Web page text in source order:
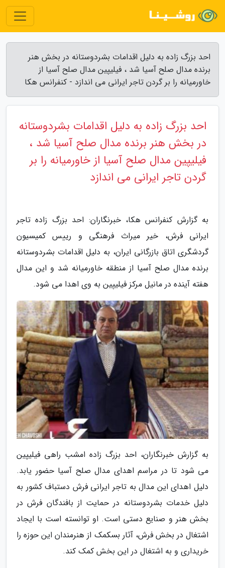
احد بزرگ زاده به دلیل اقدامات بشردوستانه در بخش هنر
برنده مدال صلح آسیا شد ، فیلیپین مدال صلح آسیا از
خاورمیانه را بر گردن تاجر ایرانی می اندازد - کنفرانس هکا
احد بزرگ زاده به دلیل اقدامات بشردوستانه
در بخش هنر برنده مدال صلح آسیا شد ،
فیلیپین مدال صلح آسیا از خاورمیانه را بر
گردن تاجر ایرانی می اندازد
به گزارش کنفرانس هکا، خبرنگاران: احد بزرگ زاده تاجر
ایرانی فرش، خیر میراث فرهنگی و رییس کمیسیون
گردشگری اتاق بازرگانی ایران، به دلیل اقدامات بشردوستانه
برنده مدال صلح آسیا از منطقه خاورمیانه شد و این مدال
هفته آینده در مانیل مرکز فیلیپین به وی اهدا می شود.
به گزارش خبرنگاران، احد بزرگ زاده امشب راهی فیلیپین
می شود تا در مراسم اهدای مدال صلح آسیا حضور یابد.
دلیل اهدای این مدال به تاجر ایرانی فرش دستباف کشور به
دلیل خدمات بشردوستانه در حمایت از بافندگان فرش در
بخش هنر و صنایع دستی است. او توانسته است با ایجاد
اشتغال در بخش فرش، آثار بسکمک از هنرمندان این حوزه را
خریداری و به اشتغال در این بخش کمک کند.